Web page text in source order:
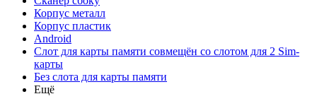
Корпус металл
Корпус пластик
Android
Слот для карты памяти совмещён со слотом для 2 Sim-
карты
Без слота для карты памяти
Ещё